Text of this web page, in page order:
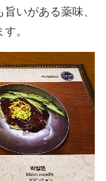
いがある薬味、
。